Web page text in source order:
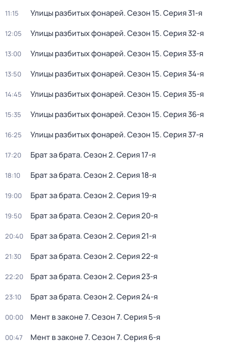
11:15 Улицы разбитых фонарей. Сезон 15. Серия 31-я
12:05 Улицы разбитых фонарей. Сезон 15. Серия 32-я
13:00 Улицы разбитых фонарей. Сезон 15. Серия 33-я
13:50 Улицы разбитых фонарей. Сезон 15. Серия 34-я
14:45 Улицы разбитых фонарей. Сезон 15. Серия 35-я
15:35 Улицы разбитых фонарей. Сезон 15. Серия 36-я
16:25 Улицы разбитых фонарей. Сезон 15. Серия 37-я
17:20 Брат за брата. Сезон 2. Серия 17-я
18:10 Брат за брата. Сезон 2. Серия 18-я
19:00 Брат за брата. Сезон 2. Серия 19-я
19:50 Брат за брата. Сезон 2. Серия 20-я
20:40 Брат за брата. Сезон 2. Серия 21-я
21:30 Брат за брата. Сезон 2. Серия 22-я
22:20 Брат за брата. Сезон 2. Серия 23-я
23:10 Брат за брата. Сезон 2. Серия 24-я
00:00 Мент в законе 7. Сезон 7. Серия 5-я
00:47 Мент в законе 7. Сезон 7. Серия 6-я